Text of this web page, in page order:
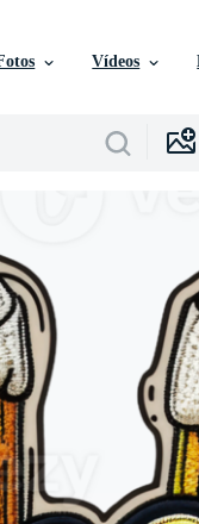
Vídeos